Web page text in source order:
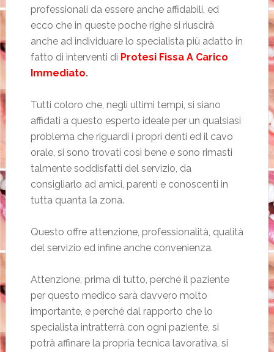
professionali da essere anche affidabili, ed
ecco che in queste poche righe si riuscirà
anche ad individuare lo specialista più adatto in
fatto di interventi di Protesi Fissa A Carico
Immediato.
Tutti coloro che, negli ultimi tempi, si siano
affidati a questo esperto ideale per un qualsiasi
problema che riguardi i propri denti ed il cavo
orale, si sono trovati così bene e sono rimasti
talmente soddisfatti del servizio, da
consigliarlo ad amici, parenti e conoscenti in
tutta quanta la zona.
Questo offre attenzione, professionalità, qualità
del servizio ed infine anche convenienza.
Attenzione, prima di tutto, perché il paziente
per questo medico sarà davvero molto
importante, e perché dal rapporto che lo
specialista intratterrà con ogni paziente, si
potrà affinare la propria tecnica lavorativa, si